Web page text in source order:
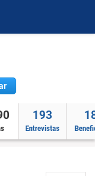
193
Entrevistas